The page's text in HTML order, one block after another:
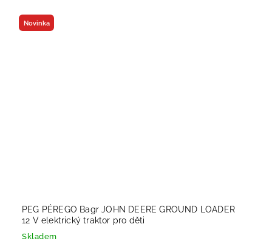
Novinka
PEG PÉREGO Bagr JOHN DEERE GROUND LOADER
12 V elektrický traktor pro děti
Skladem